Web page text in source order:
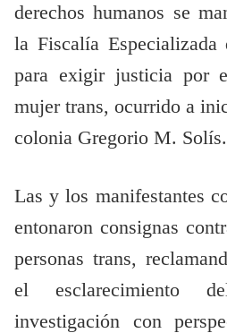
derechos humanos se
la Fiscalía
para exigir justicia por
mujer trans, ocurrido a
colonia Gregorio M. Solís.
Las y los manifestantes
entonaron consignas
personas trans,
el esclarecimiento
investigación con